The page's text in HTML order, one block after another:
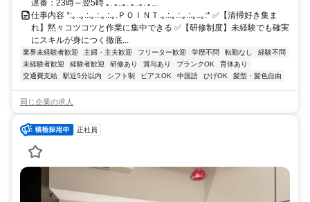
遅番：23時～翌5時 ｡. ｡..｡. ｡..｡. ｡...
仕事内容 *:｡..｡.:.｡.:.｡.:.｡.ＰＯＩＮＴ.｡.:.｡.:.｡.:.｡..｡:* ✅【清掃好き集ま
れ】黙々コツコツと作業に集中できる ✅【研修制度】未経験でも確実
にスキルが身につく徹底...
業界未経験者歓迎 主婦・主夫歓迎 フリーター歓迎 学歴不問 転勤なし
経験不問
未経験者歓迎
経験者歓迎 研修あり 賞与あり ブランクOK
育休あり
交通費支給
駅近5分以内 シフト制 ピアスOK 中国語 ひげOK 髪型・髪色自由
同じ企業の求人
正社員